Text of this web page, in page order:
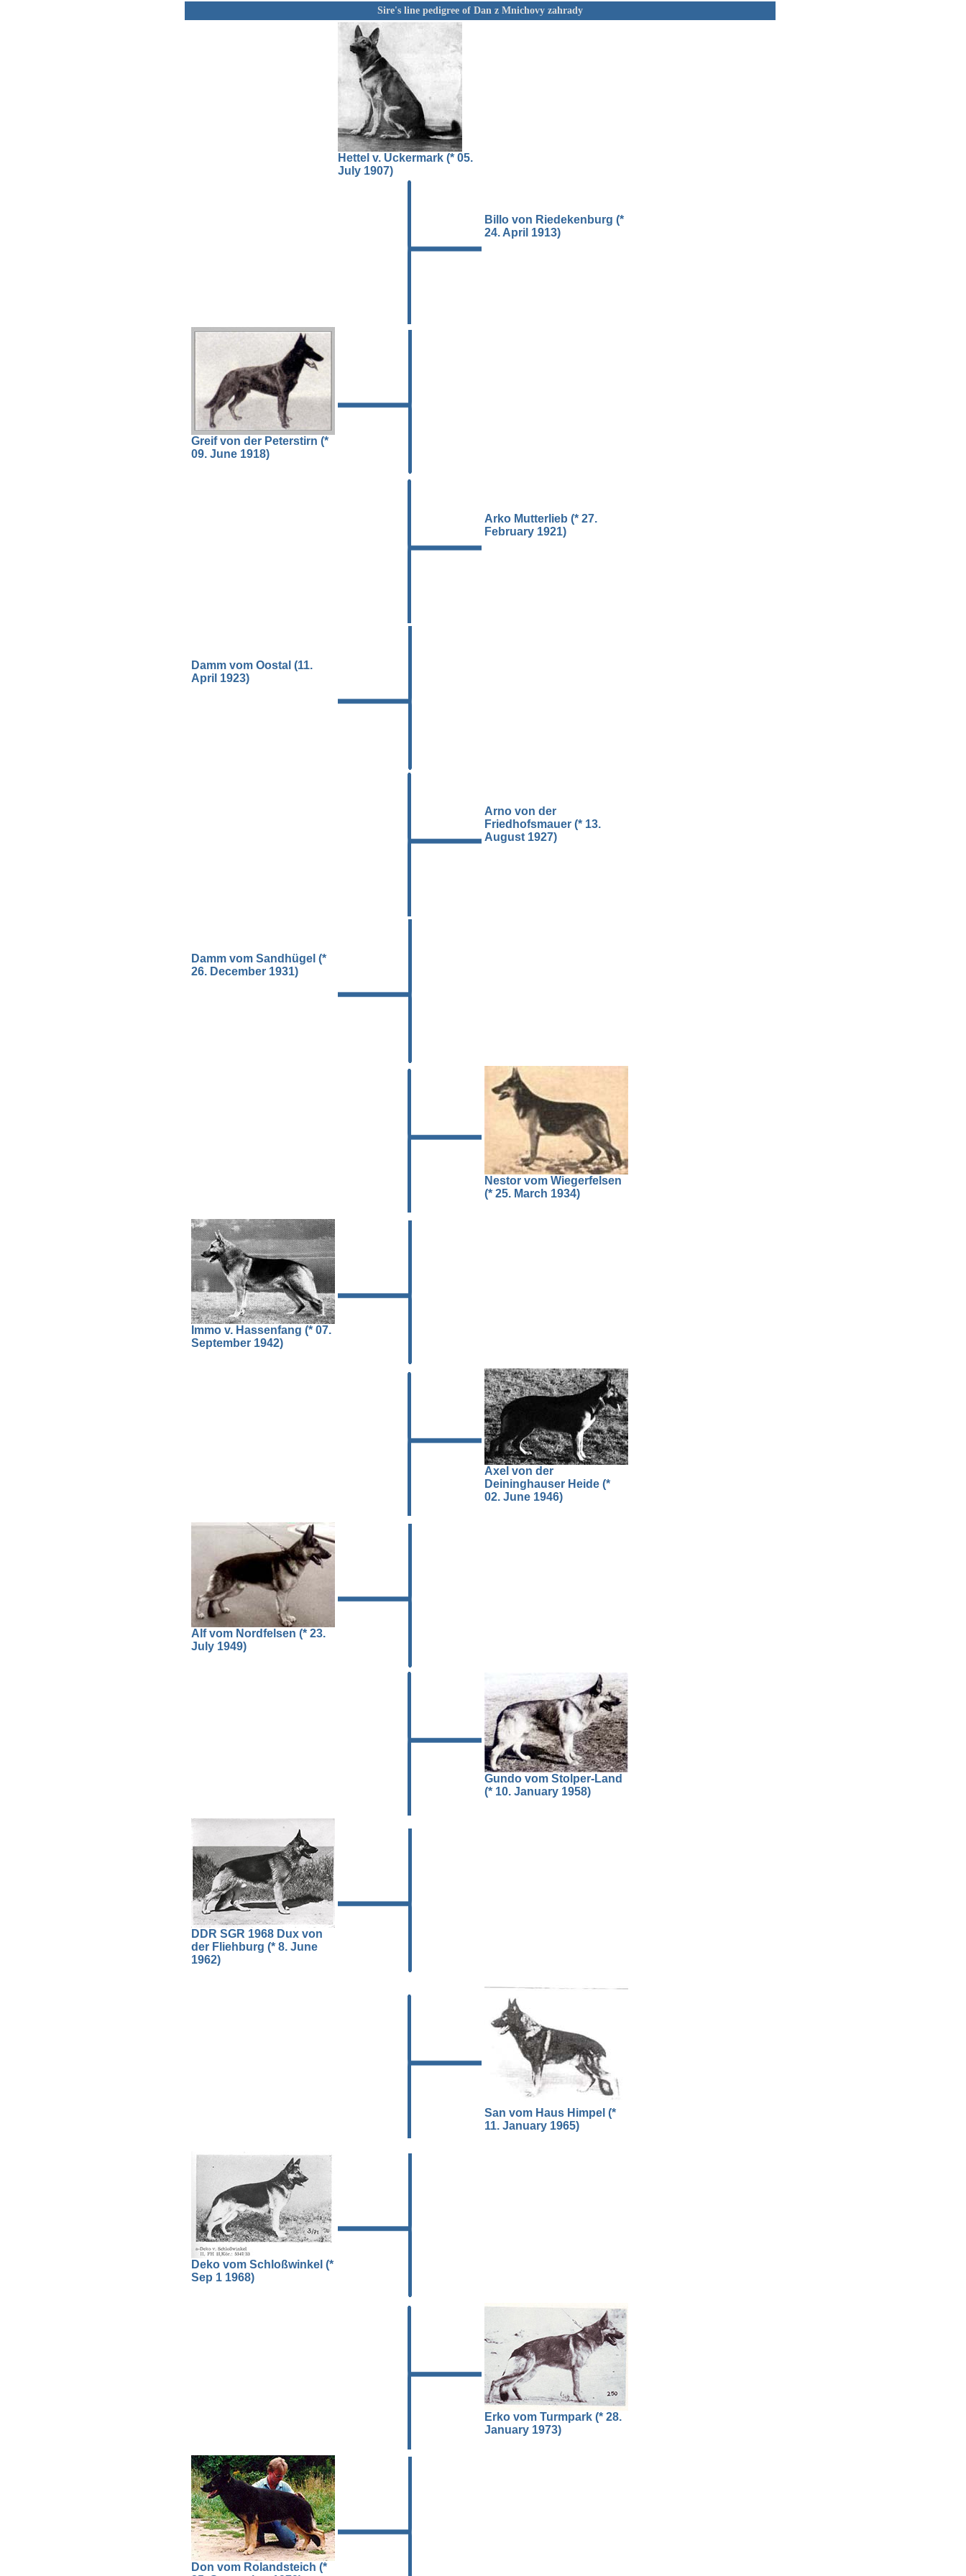
Sire's line pedigree of Dan z Mnichovy zahrady
Hettel v. Uckermark (* 05.
July 1907)
Billo von Riedekenburg (*
24. April 1913)
Greif von der Peterstirn (*
09. June 1918)
Arko Mutterlieb (* 27.
February 1921)
Damm vom Oostal (11.
April 1923)
Arno von der
Friedhofsmauer (* 13.
August 1927)
Damm vom Sandhügel (*
26. December 1931)
Nestor vom Wiegerfelsen
(* 25. March 1934)
Immo v. Hassenfang (* 07.
September 1942)
Axel von der
Deininghauser Heide (*
02. June 1946)
Alf vom Nordfelsen (* 23.
July 1949)
Gundo vom Stolper-Land
(* 10. January 1958)
DDR SGR 1968 Dux von
der Fliehburg (* 8. June
1962)
San vom Haus Himpel (*
11. January 1965)
Deko vom Schloßwinkel (*
Sep 1 1968)
Erko vom Turmpark (* 28.
January 1973)
Don vom Rolandsteich (*